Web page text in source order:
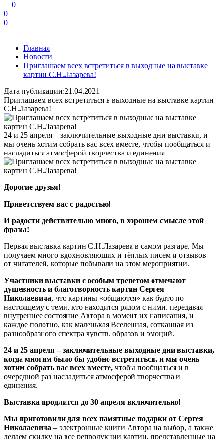
0
0
0
Главная
Новости
Приглашаем всех встретиться в выходные на выставке
картин С.Н.Лазарева!
Дата публикации:21.04.2021
Приглашаем всех встретиться в выходные на выставке картин
С.Н.Лазарева!
24 и 25 апреля – заключительные выходные дни выставки, и
мы очень хотим собрать вас всех вместе, чтобы пообщаться и
насладиться атмосферой творчества и единения.
Дорогие друзья!
Приветствуем вас с радостью!
И радости действительно много, в хорошем смысле этой
фразы!
Первая выставка картин С.Н.Лазарева в самом разгаре. Мы
получаем много вдохновляющих и тёплых писем и отзывов
от читателей, которые побывали на этом мероприятии.
Участники выставки с особым трепетом отмечают
душевность и благотворность картин Сергея
Николаевича, что картины «общаются» как будто по
настоящему с теми, кто находится рядом с ними, передавая
внутреннее состояние Автора в момент их написания, и
каждое полотно, как маленькая Вселенная, сотканная из
разнообразного спектра чувств, образов и эмоций.
24 и 25 апреля – заключительные выходные дни выставки,
когда многим было бы удобно встретиться, и мы очень
хотим собрать вас всех вместе, чтобы пообщаться и в
очередной раз насладиться атмосферой творчества и
единения.
Выставка продлится до 30 апреля включительно!
Мы приготовили для всех памятные подарки от Сергея
Николаевича – электронные книги Автора на выбор, а также
делаем скидку на все репродукции картин, представленные на